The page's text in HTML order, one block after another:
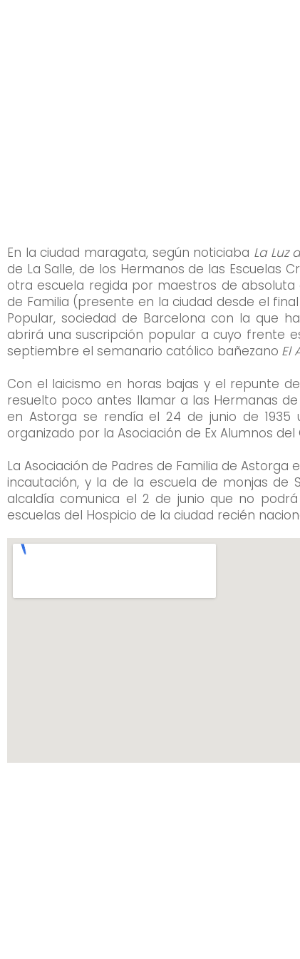
En la ciudad maragata, según noticiaba La Luz
de La Salle, de los Hermanos de las Escuelas
otra escuela regida por maestros de
de Familia (presente en la ciudad desde el
Popular, sociedad de Barcelona con la que
abrirá una suscripción popular a cuyo frente
septiembre el semanario católico bañezano El
Con el laicismo en horas bajas y el repunte
resuelto poco antes llamar a las Hermanas
en Astorga se rendía el 24 de junio de 1935
organizado por la Asociación de Ex Alumnos
La Asociación de Padres de Familia de
incautación, y la de la escuela de monjas de
alcaldía comunica el 2 de junio que no
escuelas del Hospicio de la ciudad recién